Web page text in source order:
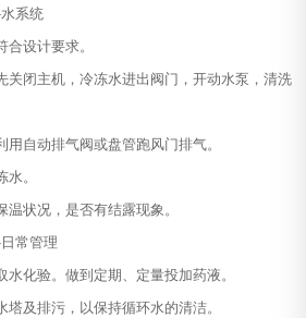
系统
设计要求。
关闭主机，冷冻水进出阀门，开动水泵，清洗
自动排气阀或盘管跑风门排气。
。
状况，是否有结露现象。
常管理
水化验。做到定期、定量投加药液。
塔及排污，以保持循环水的清洁。